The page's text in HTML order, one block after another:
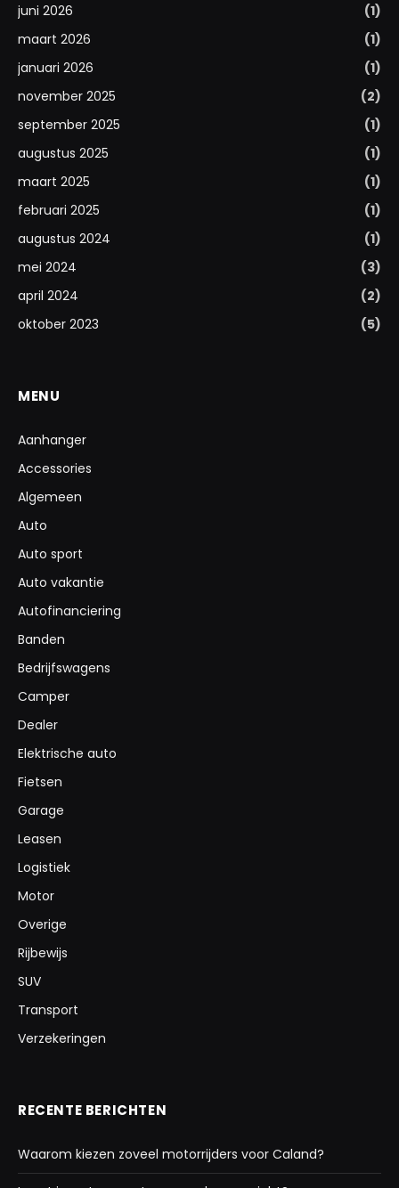
juni 2026
(1)
maart 2026
(1)
januari 2026
(1)
november 2025
(2)
september 2025
(1)
augustus 2025
(1)
maart 2025
(1)
februari 2025
(1)
augustus 2024
(1)
mei 2024
(3)
april 2024
(2)
oktober 2023
(5)
MENU
Aanhanger
Accessories
Algemeen
Auto
Auto sport
Auto vakantie
Autofinanciering
Banden
Bedrijfswagens
Camper
Dealer
Elektrische auto
Fietsen
Garage
Leasen
Logistiek
Motor
Overige
Rijbewijs
SUV
Transport
Verzekeringen
RECENTE BERICHTEN
Waarom kiezen zoveel motorrijders voor Caland?